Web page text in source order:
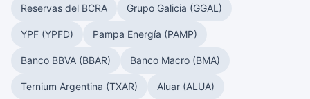
Reservas del BCRA Grupo Galicia (GGAL)
YPF (YPFD) Pampa Energía (PAMP)
Banco BBVA (BBAR) Banco Macro (BMA)
Ternium Argentina (TXAR) Aluar (ALUA)